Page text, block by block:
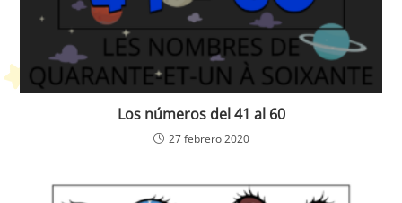
Los números del 41 al 60
27 febrero 2020